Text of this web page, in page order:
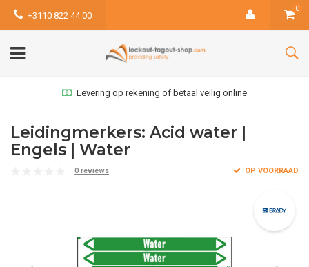
+3110 822 44 00
0
Levering op rekening of betaal veilig online
Leidingmerkers: Acid water |
Engels | Water
0 reviews OP VOORRAAD